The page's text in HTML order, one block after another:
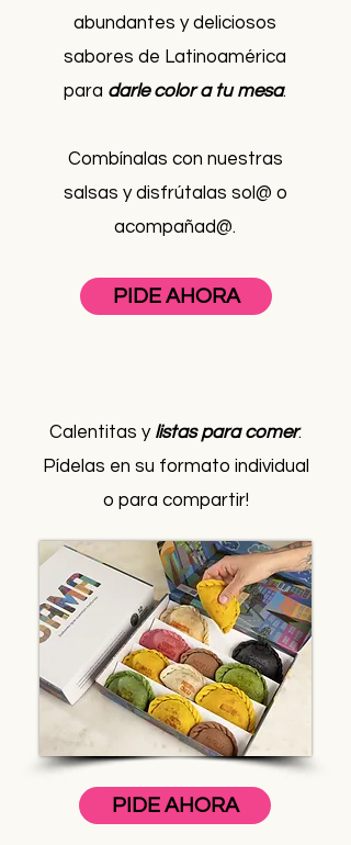
abundantes y deliciosos
sabores de Latinoamérica
para darle color a tu mesa.
Combínalas con nuestras
salsas y disfrútalas sol@ o
acompañad@.​
PIDE AHORA
Calentitas y listas para comer.
​Pídelas en su formato individual
o para compartir!
PIDE AHORA